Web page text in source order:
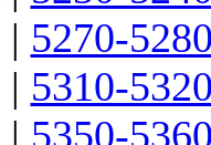
| 5270-
| 5310-
| 5350-